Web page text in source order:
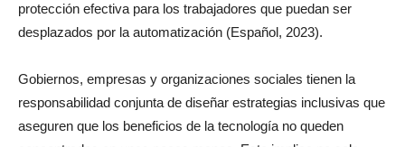
protección efectiva para los trabajadores que puedan ser
desplazados por la automatización (Español, 2023).
Gobiernos, empresas y organizaciones sociales tienen la
responsabilidad conjunta de diseñar estrategias inclusivas que
aseguren que los beneficios de la tecnología no queden